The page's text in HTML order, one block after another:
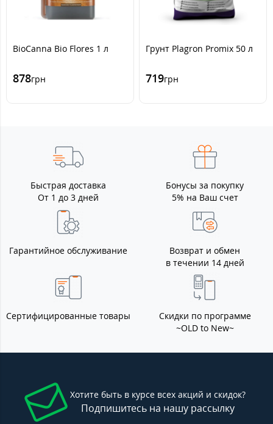
BioCanna Bio Flores 1 л
878грн
Грунт Plagron Promix 50 л
719грн
Быстрая доставка
От 1 до 3 дней
Бонусы за покупку
5% на Ваш счет
Гарантийное обслуживание
Возврат и обмен
в течении 14 дней
Сертифицированные товары
Скидки по программе
~OLD to New~
Хотите быть в курсе всех акций и скидок?
Подпишитесь на нашу рассылку